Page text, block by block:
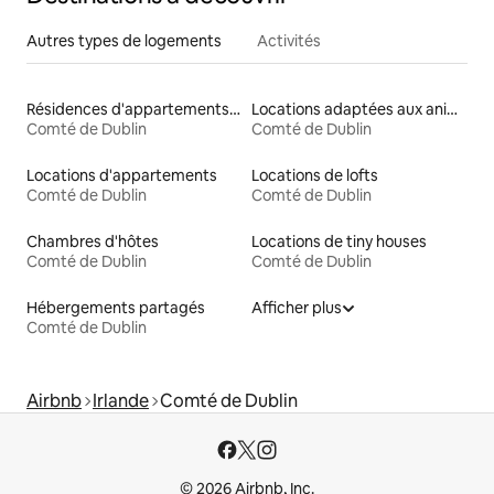
Autres types de logements Activités
Résidences d'appartements en location
Comté de Dublin
Locations adaptées aux animaux
Comté de Dublin
Locations d'appartements
Comté de Dublin
Locations de lofts
Comté de Dublin
Chambres d'hôtes
Comté de Dublin
Locations de tiny houses
Comté de Dublin
Hébergements partagés
Comté de Dublin
Afficher plus
Airbnb Irlande Comté de Dublin
© 2026 Airbnb, Inc.